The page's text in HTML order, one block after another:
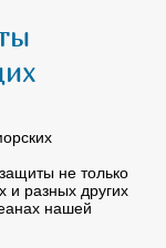
не только
и разных других
нашей